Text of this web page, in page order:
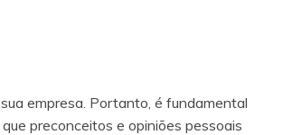
empresa. Portanto, é fundamental
preconceitos e opiniões pessoais